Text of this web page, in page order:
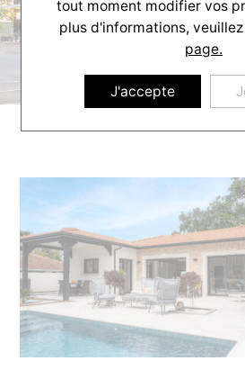
tout moment modifier vos
plus d'informations,
page.
J'accepte